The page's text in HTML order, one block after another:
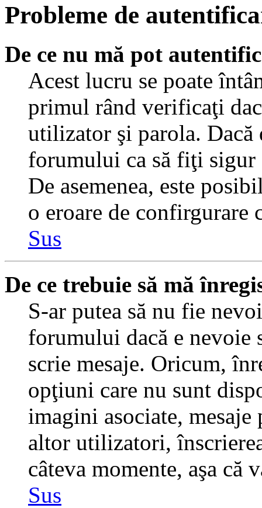
Probleme de
De ce nu mă pot
Acest lucru se poate
primul rând verificaţi
utilizator şi parola. Dacă
forumului ca să fiţi
De asemenea, este
o eroare de confirgurare
Sus
De ce trebuie să mă
S-ar putea să nu fie
forumului dacă e nevoie
scrie mesaje. Oricum,
opţiuni care nu sunt
imagini asociate,
altor utilizatori,
câteva momente, aşa că
Sus